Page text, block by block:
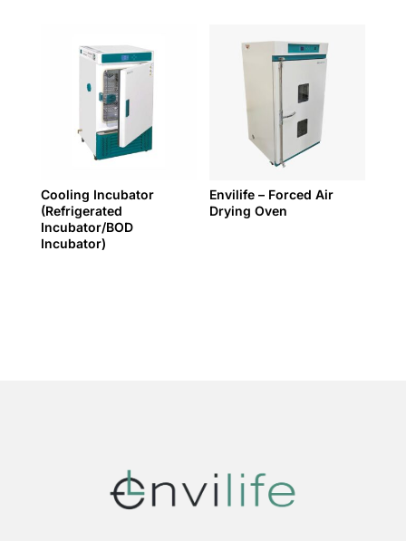
Cooling Incubator
(Refrigerated
Incubator/BOD
Incubator)
Envilife – Forced Air
Drying Oven